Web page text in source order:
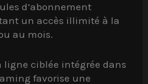
d’abonnement
un accès illimité à la
au mois.
ligne ciblée intégrée dans
favorise une